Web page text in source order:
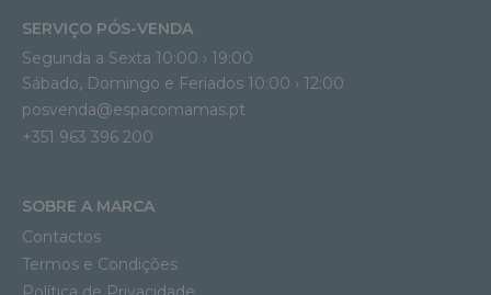
SERVIÇO PÓS-VENDA
Segunda a Sexta 10:00 › 19:00
Sábado, Domingo e Feriados 10:00 › 12:00
posvenda@espacomamas.pt
+351 963 396 200
SOBRE A MARCA
Contactos
Termos e Condições